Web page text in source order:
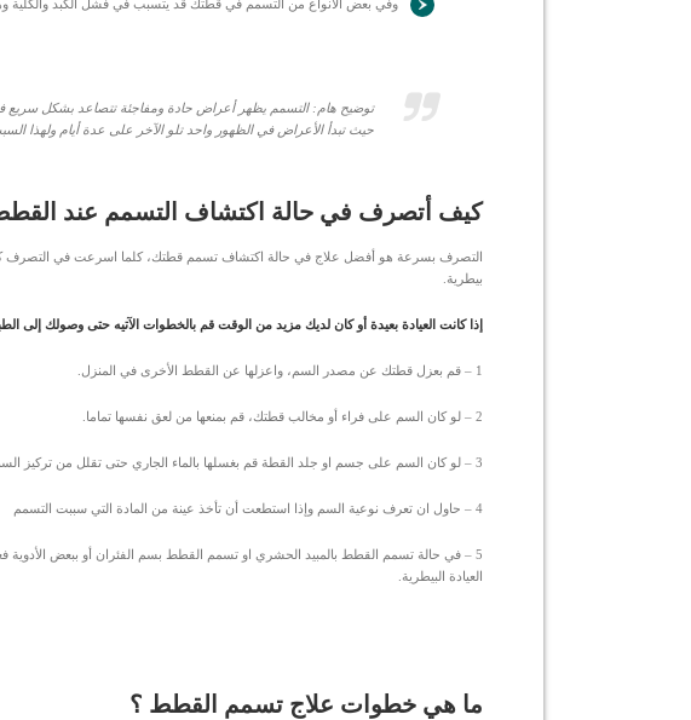
وفي بعض الأنواع من التسمم في قطتك قد يتسبب في فشل الكبد والكلية
توضيح هام: التسمم يظهر أعراض حادة ومفاجئة تتصاعد بشكل
حيث تبدأ الأعراض في الظهور واحد تلو الآخر على عدة أيام ولهذا
كيف أتصرف في حالة اكتشاف التسمم عند
التصرف بسرعة هو أفضل علاج في حالة اكتشاف تسمم قطتك، كلما اسرعت في التصرف
بيطرية.
إذا كانت العيادة بعيدة أو كان لديك مزيد من الوقت قم بالخطوات الآتيه حتى وصولك إلى
1 – قم بعزل قطتك عن مصدر السم، واعزلها عن القطط الأخرى في المنزل.
2 – لو كان السم على فراء أو مخالب قطتك، قم بمنعها من لعق نفسها تماما.
3 – لو كان السم على جسم او جلد القطة قم بغسلها بالماء الجاري حتى تقلل من تركيز السم عليها.
4 – حاول ان تعرف نوعية السم وإذا استطعت أن تأخذ عينة من المادة التي سببت التسمم
5 – في حالة تسمم القطط بالمبيد الحشري او تسمم القطط بسم الفئران أو ببعض
العيادة البيطرية.
ما هي خطوات علاج تسمم القطط ؟